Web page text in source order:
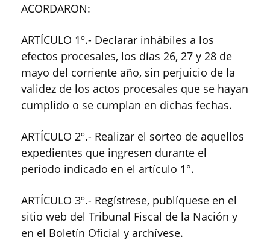
ACORDARON:
ARTÍCULO 1º.- Declarar inhábiles a los
efectos procesales, los días 26, 27 y 28 de
mayo del corriente año, sin perjuicio de la
validez de los actos procesales que se hayan
cumplido o se cumplan en dichas fechas.
ARTÍCULO 2º.- Realizar el sorteo de aquellos
expedientes que ingresen durante el
período indicado en el artículo 1°.
ARTÍCULO 3º.- Regístrese, publíquese en el
sitio web del Tribunal Fiscal de la Nación y
en el Boletín Oficial y archívese.